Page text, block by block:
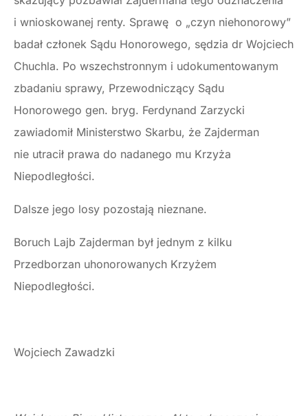
i wnioskowanej renty. Sprawę o „czyn niehonorowy”
badał członek Sądu Honorowego, sędzia dr Wojciech
Chuchla. Po wszechstronnym i udokumentowanym
zbadaniu sprawy, Przewodniczący Sądu
Honorowego gen. bryg. Ferdynand Zarzycki
zawiadomił Ministerstwo Skarbu, że Zajderman
nie utracił prawa do nadanego mu Krzyża
Niepodległości.
Dalsze jego losy pozostają nieznane.
Boruch Lajb Zajderman był jednym z kilku
Przedborzan uhonorowanych Krzyżem
Niepodległości.
Wojciech Zawadzki